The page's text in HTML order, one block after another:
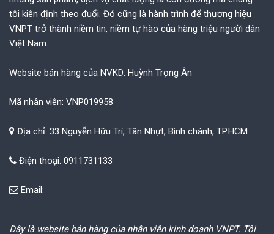
tôi kiên định theo đuổi. Đó cũng là hành trình để thương hiệu
VNPT trở thành niềm tin, niềm tự hào của hàng triệu người dân
Việt Nam.
Website bán hàng của NVKD: Huỳnh Trọng Ân
Mã nhân viên: VNP019958
Địa chỉ: 33 Nguyễn Hữu Trí, Tân Nhựt, Bình chánh, TP.HCM
Điện thoại: 0911731133
Email:
Đây là website bán hàng của nhân viên kinh doanh VNPT. Tôi